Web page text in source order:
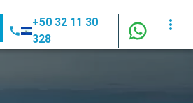
+50 32 11 30
328